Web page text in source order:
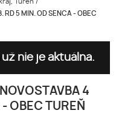
Tureň /
RD 5 MIN. OD SENCA - OBEC
nie je aktuálna.
4
OBEC TUREŇ